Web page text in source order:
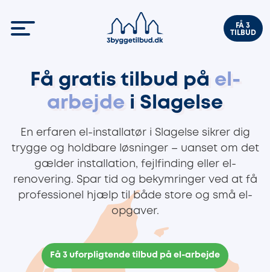
FÅ 3
TILBUD
Få gratis tilbud på el-
arbejde i Slagelse
En erfaren el-installatør i Slagelse sikrer dig
trygge og holdbare løsninger – uanset om det
gælder installation, fejlfinding eller el-
renovering. Spar tid og bekymringer ved at få
professionel hjælp til både store og små el-
opgaver.
Få 3 uforpligtende tilbud på el-arbejde